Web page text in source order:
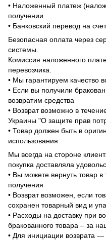
• Наложенный платеж
получении
• Банковский перевод на
Безопасная оплата через
системы.
Комиссия наложенного
перевозчика.
• Мы гарантируем качество
• Если вы получили
возвратим средства
• Возврат возможно в
Украины "О защите прав
• Товар должен быть в
использования
Мы всегда на стороне
покупка доставляла
• Вы можете вернуть товар
получения
• Возврат возможен, если
сохранен товарный вид и
• Расходы на доставку при
бракованного товара – за
• Для инициации возврата —